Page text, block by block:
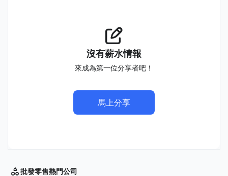
沒有薪水情報
來成為第一位分享者吧！
馬上分享
批發零售熱門公司